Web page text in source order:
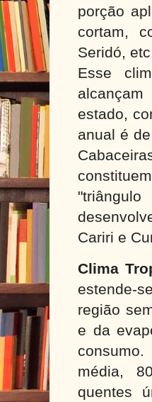
porção
cortam,
Seridó,
Esse
estado,
anual é de
Cariri e
Clima
estende-
região
e da
média,
quentes